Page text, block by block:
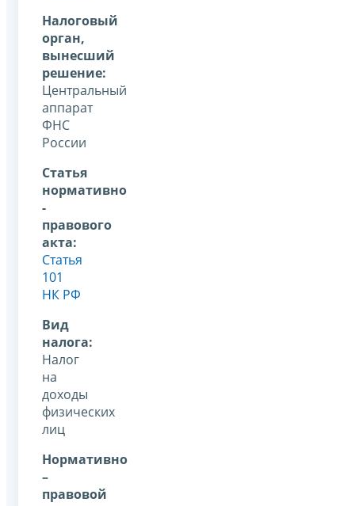
Налоговый
орган,
вынесший
решение:
Центральный
аппарат
ФНС
России
Статья
нормативно
-
правового
акта:
Статья
101
НК РФ
Вид
налога:
Налог
на
доходы
физических
лиц
Нормативно
–
правовой